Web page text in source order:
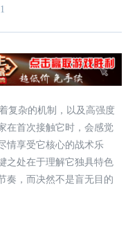
复杂的机制，以及高强度
在首次接触它时，会感觉
情享受它核心的战术乐
之处在于理解它独具特色
奏，而决然不是盲无目的